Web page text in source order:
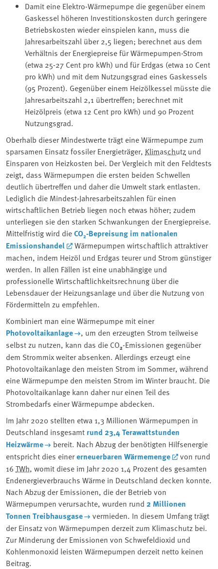
Damit eine Elektro-Wärmepumpe die gegenüber einem
Gaskessel höheren Investitionskosten durch geringere
Betriebskosten wieder einspielen kann, muss die
Jahresarbeitszahl über 2,5 liegen; berechnet aus dem
Verhältnis der Energiepreise für Wärmepumpen-Strom
(etwa 25-27 Cent pro kWh) und für Erdgas (etwa 10 Cent
pro kWh) und mit dem Nutzungsgrad eines Gaskessels
(95 Prozent). Gegenüber einem Heizölkessel müsste die
Jahresarbeitszahl 2,1 übertreffen; berechnet mit
Heizölpreis (etwa 12 Cent pro kWh) und 90 Prozent
Nutzungsgrad.
Oberhalb dieser Mindestwerte trägt eine Wärmepumpe zum
sparsamen Einsatz fossiler Energieträger, ⁠ Klimaschutz und
Einsparen von Heizkosten⁠ bei. Der Vergleich mit den Feldtests
zeigt, dass Wärmepumpen die ersten beiden Schwellen
deutlich übertreffen und daher die Umwelt stark entlasten.
Lediglich die Mindest-Jahresarbeitszahlen für einen
wirtschaftlichen Betrieb liegen noch etwas höher; zudem
unterliegen sie den starken Schwankungen der Energiepreise.
Mittelfristig wird dieCO₂-Bepreisung im nationalen
Emissionshandel
Wärmepumpen wirtschaftlich attraktiver
machen, indem Heizöl und Erdgas teurer und Strom günstiger
werden. In allen Fällen ist eine unabhängige und
professionelle Wirtschaftlichkeitsrechnung über die
Lebensdauer der Heizungsanlage und über die Nutzung von
Fördermitteln zu empfehlen.
Kombiniert man eine Wärmepumpe mit einer
Photovoltaikanlage
, um den erzeugten Strom teilweise
selbst zu nutzen, kann das die CO₂-Emissionen gegenüber
dem Strommix weiter absenken. Allerdings erzeugt eine
Photovoltaikanlage den meisten Strom im Sommer, während
eine Wärmepumpe den meisten Strom im Winter braucht. Die
Photovoltaikanlage kann daher nur einen Teil des
Strombedarfs einer Wärmepumpe abdecken.
Im Jahr 2020 stellten etwa 1,3 Millionen Wärmepumpen in
Deutschland insgesamt rund 23,4 Terawattstunden
Heizwärme
bereit. Nach Abzug der benötigten Hilfsenergie
entspricht dies einererneuerbaren Wärmemenge
von rund
16 TWh, womit diese im Jahr 2020 1,4 Prozent des gesamten
Endenergieverbrauchs Wärme in Deutschland decken konnte.
Nach Abzug der Emissionen, die der Betrieb von
Wärmepumpen verursachte, wurden rund 2 Millionen
Tonnen Treibhausgase
vermieden. In diesem Umfang trägt
der Einsatz von Wärmepumpen derzeit zum Klimaschutz bei.
Zur Minderung der Emissionen von Schwefeldioxid und
Kohlenmonoxid leisten Wärmepumpen derzeit netto keinen
Beitrag.